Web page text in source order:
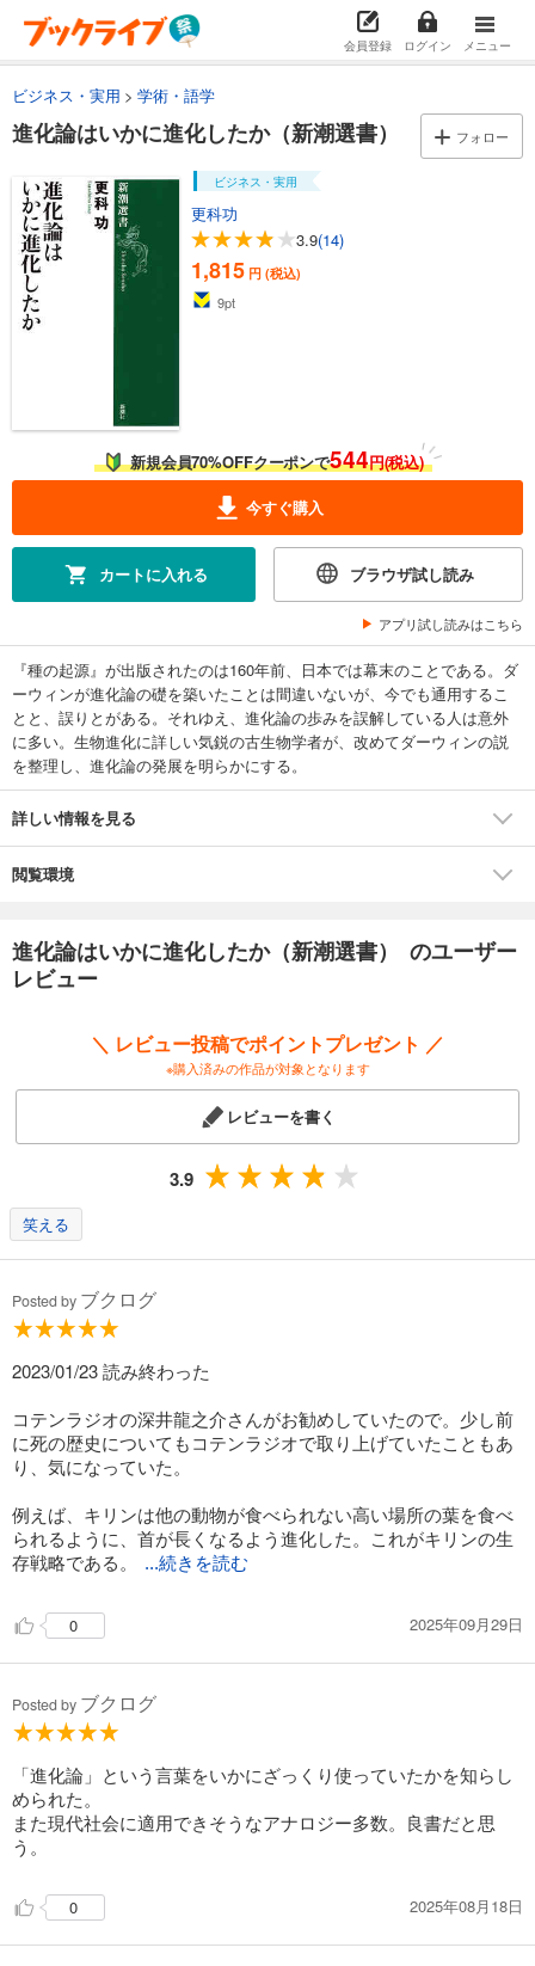
会員登録 ログイン メニュー
ビジネス・実用 学術・語学
進化論はいかに進化したか（新潮選書） フォロー
ビジネス・実用
更科功
3.9(14)
1,815 円 (税込)
9pt
新規会員70%OFFクーポンで544円(税込)
今すぐ購入
カートに入れる ブラウザ試し読み
アプリ試し読みはこちら
『種の起源』が出版されたのは160年前、日本では幕末のことである。ダ
ーウィンが進化論の礎を築いたことは間違いないが、今でも通用するこ
とと、誤りとがある。それゆえ、進化論の歩みを誤解している人は意外
に多い。生物進化に詳しい気鋭の古生物学者が、改めてダーウィンの説
を整理し、進化論の発展を明らかにする。
詳しい情報を見る
閲覧環境
進化論はいかに進化したか（新潮選書） のユーザー
レビュー
＼ レビュー投稿でポイントプレゼント ／
※購入済みの作品が対象となります
レビューを書く
3.9
笑える
Posted by ブクログ
2023/01/23 読み終わった
コテンラジオの深井龍之介さんがお勧めしていたので。少し前
に死の歴史についてもコテンラジオで取り上げていたこともあ
り、気になっていた。
例えば、キリンは他の動物が食べられない高い場所の葉を食べ
られるように、首が長くなるよう進化した。これがキリンの生
存戦略である。
...続きを読む
0 2025年09月29日
Posted by ブクログ
「進化論」という言葉をいかにざっくり使っていたかを知らし
められた。
また現代社会に適用できそうなアナロジー多数。良書だと思
う。
0 2025年08月18日